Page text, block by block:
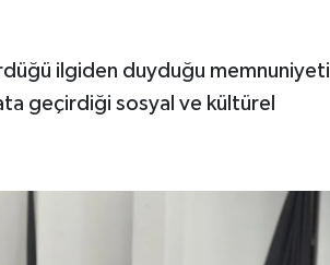
ilgiden duyduğu memnuniyeti
geçirdiği sosyal ve kültürel